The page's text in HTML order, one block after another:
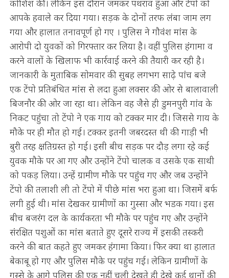
कोशिश की। लेकिन इस दौरान जमकर पथराव हुआ और टेंपो को
आपके हवाले कर दिया गया। सड़क के दोनों तरफ लंबा जाम लग
गया और हालात तनावपूर्ण हो गए । पुलिस ने गौवंश मांस के
आरोपी दो युवकों को गिरफ्तार कर लिया है। वहीं पुलिस हंगामा व
करने वालों के खिलाफ भी कार्रवाई करने की तैयारी कर रही है।
जानकारी के मुताबिक सोमवार की सुबह लगभग साढ़े पांच बजे
एक टेंपो प्रतिबंधित मांस से लदा हुआ लक्सर की ओर से बालावाली
बिजनौर की ओर जा रहा था। लेकिन वह जैसे ही डुमनपुरी गांव के
निकट पहुंचा तो टेंपो ने एक गाय को टक्कर मार दी। जिससे गाय के
मौके पर ही मौत हो गई। टक्कर इतनी जबरदस्त थी की गाड़ी भी
बुरी तरह क्षतिग्रस्त हो गई। इसी बीच सड़क पर दौड़ लगा रहे कई
युवक मौके पर आ गए और उन्होंने टेंपो चालक व उसके एक साथी
को पकड़ लिया। उन्हें ग्रामीण मौके पर पहुंच गए और जब उन्होंने
टेंपो की तलाशी ली तो टेंपो में पीछे मांस भरा हुआ था। जिसमें बर्फ
लगी हुई थी। मांस देखकर ग्रामीणों का गुस्सा और भडक गया। इस
बीच बजरंग दल के कार्यकरता भी मौके पर पहुंच गए और उन्होंने
संरक्षित पशुओं का मांस बताते हुए दूसरे राज्य में इसकी तस्करी
करने की बात कहते हुए जमकर हंगामा किया। फिर क्या था हालात
बेकाबू हो गए और पुलिस मौके पर पहुंच गई। लेकिन ग्रामीणों के
गुस्से के आगे पुलिस की एक नहीं चली देखते ही देखे कई थानों की